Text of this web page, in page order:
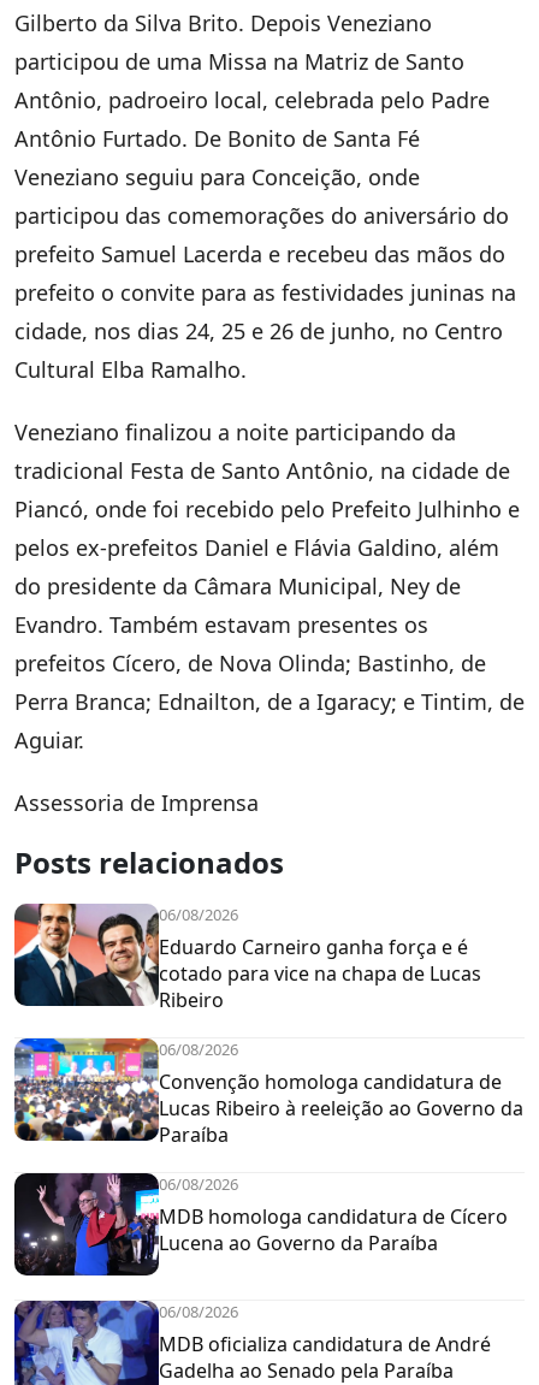
Gilberto da Silva Brito. Depois Veneziano
participou de uma Missa na Matriz de Santo
Antônio, padroeiro local, celebrada pelo Padre
Antônio Furtado. De Bonito de Santa Fé
Veneziano seguiu para Conceição, onde
participou das comemorações do aniversário do
prefeito Samuel Lacerda e recebeu das mãos do
prefeito o convite para as festividades juninas na
cidade, nos dias 24, 25 e 26 de junho, no Centro
Cultural Elba Ramalho.
Veneziano finalizou a noite participando da
tradicional Festa de Santo Antônio, na cidade de
Piancó, onde foi recebido pelo Prefeito Julhinho e
pelos ex-prefeitos Daniel e Flávia Galdino, além
do presidente da Câmara Municipal, Ney de
Evandro. Também estavam presentes os
prefeitos Cícero, de Nova Olinda; Bastinho, de
Perra Branca; Ednailton, de a Igaracy; e Tintim, de
Aguiar.
Assessoria de Imprensa
Posts relacionados
06/08/2026
Eduardo Carneiro ganha força e é
cotado para vice na chapa de Lucas
Ribeiro
06/08/2026
Convenção homologa candidatura de
Lucas Ribeiro à reeleição ao Governo da
Paraíba
06/08/2026
MDB homologa candidatura de Cícero
Lucena ao Governo da Paraíba
06/08/2026
MDB oficializa candidatura de André
Gadelha ao Senado pela Paraíba